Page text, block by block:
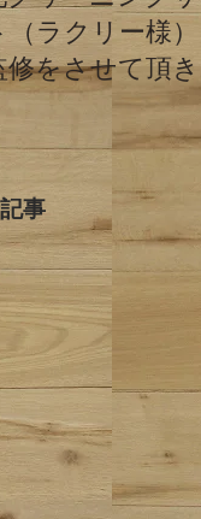
（ラクリー様）
修をさせて頂き
た。
事